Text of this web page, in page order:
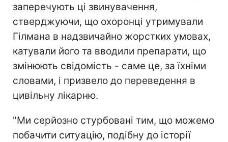
заперечують ці звинувачення,
стверджуючи, що охоронці утримували
Гілмана в надзвичайно жорстких умовах,
катували його та вводили препарати, що
змінюють свідомість - саме це, за їхніми
словами, і призвело до переведення в
цивільну лікарню.
"Ми серйозно стурбовані тим, що можемо
побачити ситуацію, подібну до історії